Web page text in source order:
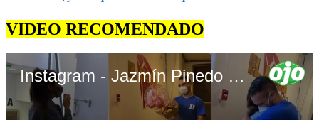
VIDEO RECOMENDADO
Instagram - Jazmín Pinedo en Reinas del Show - diario OJO